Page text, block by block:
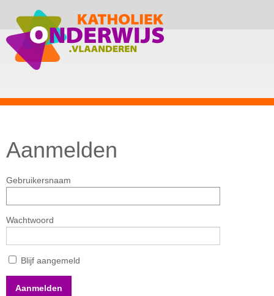
Aanmelden
Gebruikersnaam
Wachtwoord
Blijf aangemeld